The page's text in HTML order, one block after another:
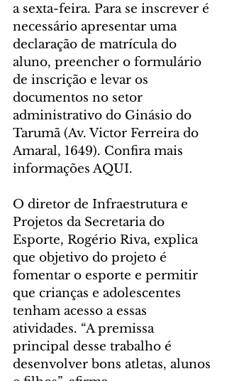
a sexta-feira. Para se inscrever é
necessário apresentar uma
declaração de matrícula do
aluno, preencher o formulário
de inscrição e levar os
documentos no setor
administrativo do Ginásio do
Tarumã (Av. Victor Ferreira do
Amaral, 1649). Confira mais
informações AQUI.
O diretor de Infraestrutura e
Projetos da Secretaria do
Esporte, Rogério Riva, explica
que objetivo do projeto é
fomentar o esporte e permitir
que crianças e adolescentes
tenham acesso a essas
atividades. “A premissa
principal desse trabalho é
desenvolver bons atletas, alunos